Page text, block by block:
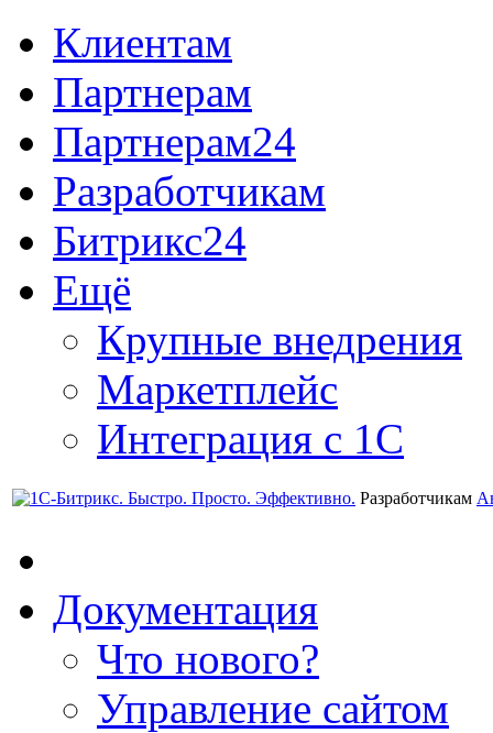
Клиентам
Партнерам
Партнерам24
Разработчикам
Битрикс24
Ещё
Крупные внедрения
Маркетплейс
Интеграция с 1С
Разработчикам
Документация
Что нового?
Управление сайтом